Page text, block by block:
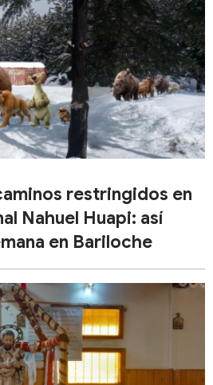
restringidos en
Nahuel Huapi: así
en Bariloche